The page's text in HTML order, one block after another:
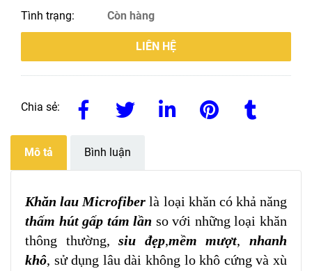
Tình trạng: Còn hàng
LIÊN HỆ
Chia sẻ:
Mô tả Bình luận
Khăn lau Microfiber là loại khăn có khả năng
thấm hút gấp tám lần so với những loại khăn
thông thường,siu đẹp,mềm mượt,nhanh
khô, sử dụng lâu dài không lo khô cứng và xù